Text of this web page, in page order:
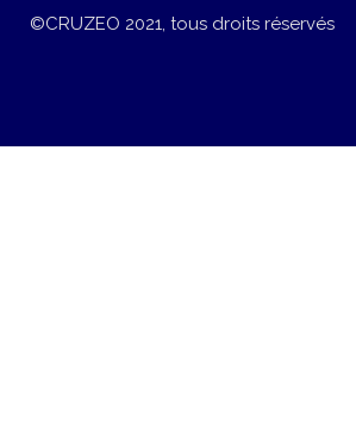
©CRUZEO 2021, tous droits réservés